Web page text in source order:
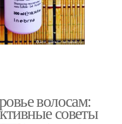
волосам:
советы